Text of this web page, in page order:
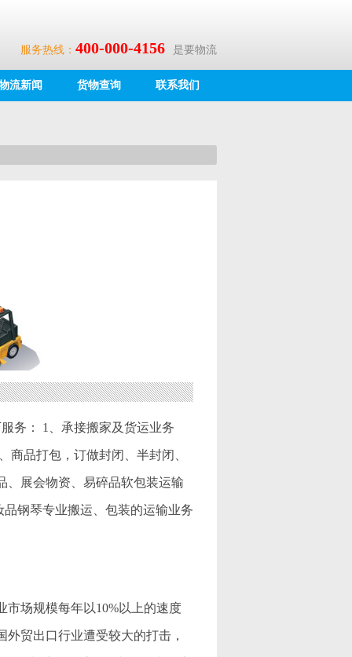
服务热线： 400-000-4156 是要物流
流新闻 货物查询 联系我们
务： 1、承接搬家及货运业务
商品打包，订做封闭、半封闭、
、展会物资、易碎品软包装运输
钢琴专业搬运、包装的运输业务
市场规模每年以10%以上的速度
贸出口行业遭受较大的打击，